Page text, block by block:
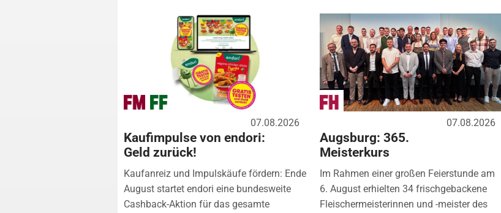
07.08.2026
Kaufimpulse von endori:
Geld zurück!
Kaufanreiz und Impulskäufe fördern: Ende
August startet endori eine bundesweite
Cashback-Aktion für das gesamte
07.08.2026
Augsburg: 365.
Meisterkurs
Im Rahmen einer großen Feierstunde am
6. August erhielten 34 frischgebackene
Fleischermeisterinnen und -meister des